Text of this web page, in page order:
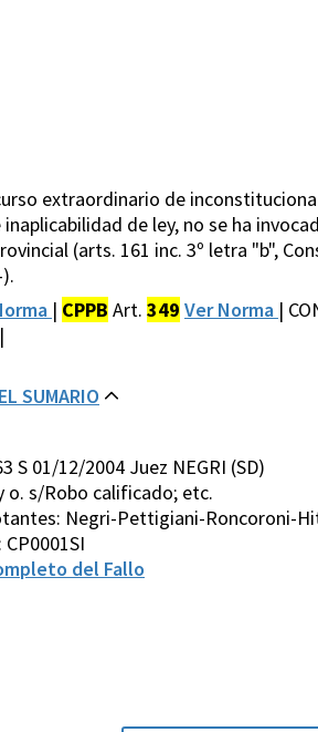
extraordinario de
de ley, no se ha
(arts. 161 inc. 3º letra "b",
| CPPB Art. 349 Ver Norma |
|
SUMARIO
S 01/12/2004 Juez NEGRI (SD)
o. s/Robo calificado; etc.
Negri-Pettigiani-Roncoroni-
del Fallo